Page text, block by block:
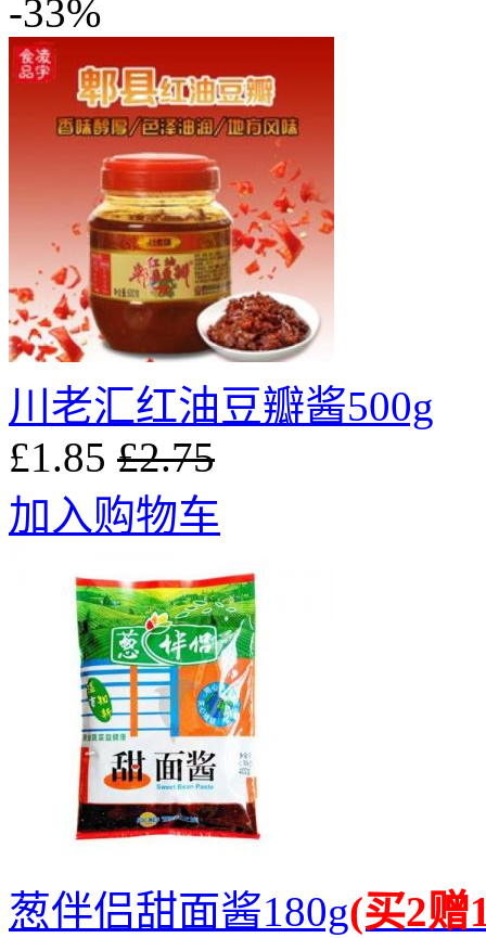
-33%
川老汇红油豆瓣酱500g
£1.85 £2.75
加入购物车
葱伴侣甜面酱180g(买2赠